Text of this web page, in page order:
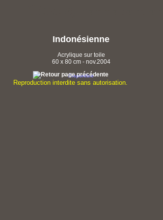
Indonésienne
Acrylique sur toile
60 x 80 cm - nov.2004
Disponible
Reproduction interdite sans autorisation.